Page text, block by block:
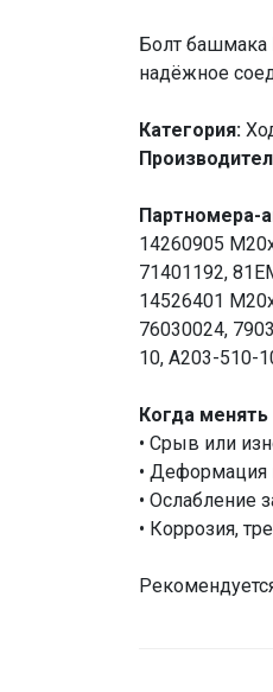
Болт башмака
надёжное
Категория:
Партномера-
14260905
71401192,
14526401
76030024,
10, A203-510-
Когда
• Срыв или
• Деформация
• Ослабление
• Коррозия,